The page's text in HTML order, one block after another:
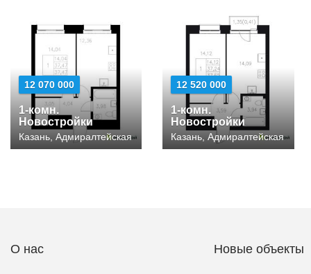
12 070 000
1-комн.
Новостройки
Казань, Адмиралтейская
12 520 000
1-комн.
Новостройки
Казань, Адмиралтейская
О нас Новые объекты